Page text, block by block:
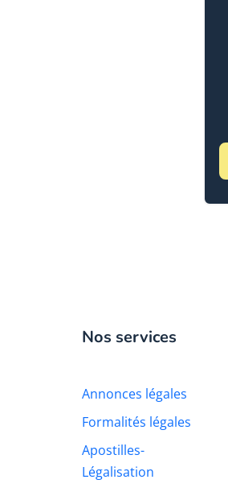
Nos services
Annonces légales
Formalités légales
Apostilles-
Légalisation